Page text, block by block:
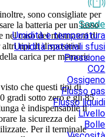
Sonde
Umidità e temperatura
Umidità materiali sfusi
Pressione
CO2
Ossigeno
Flusso gas
Flusso liquidi
Livello
Bolle
sono consigliate per
la batteria per un lasso
nel caso dei misuratori di
altri tipi di dispositivi
carica per memorie
che questi tipi di
gradi sotto zero e gli 85
è indispensabile il
la sicurezza dei
Per il terminale